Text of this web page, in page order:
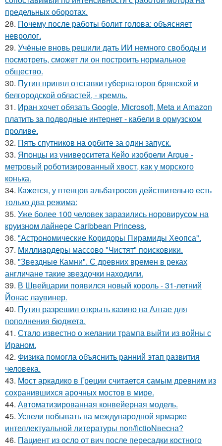
предельных оборотах.
28. Почему после работы болит голова: объясняет
невролог.
29. Учёные вновь решили дать ИИ немного свободы и
посмотреть, сможет ли он построить нормальное
общество.
30. Путин принял отставки губернаторов брянской и
белгородской областей, - кремль.
31. Иран хочет обязать Google, Microsoft, Meta и Amazon
платить за подводные интернет - кабели в ормузском
проливе.
32. Пять спутников на орбите за один запуск.
33. Японцы из университета Кейо изобрели Arque -
метровый роботизированный хвост, как у морского
конька.
34. Кажется, у птенцов альбатросов действительно есть
только два режима:
35. Уже более 100 человек заразились норовирусом на
круизном лайнере Caribbean Princess.
36. "Астрономические Коридоры Пирамиды Хеопса".
37. Миллиардеры массово "Чистят" поисковики.
38. "Звездные Камни". С древних времен в реках
англичане такие звездочки находили.
39. В Швейцарии появился новый король - 31-летний
Йонас лаувинер.
40. Путин разрешил открыть казино на Алтае для
пополнения бюджета.
41. Стало известно о желании трампа выйти из войны с
Ираном.
42. Физика помогла объяснить ранний этап развития
человека.
43. Мост аркадико в Греции считается самым древним из
сохранившихся арочных мостов в мире.
44. Автоматизированная конвейерная модель.
45. Успели побывать на международной ярмарке
интеллектуальной литературы non/fictioNвесна?
46. Пациент из осло от вич после пересадки костного